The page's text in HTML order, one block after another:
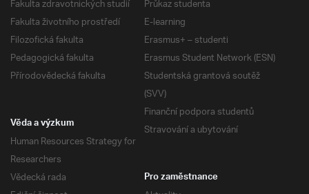
Fakulta zdravotnických studií
Fakulta životního prostředí
Filozofická fakulta
Pedagogická fakulta
Přírodovědecká fakulta
Průkaz studenta
E-learning
Erasmus+ – studenti
Erasmus Student Network (ESN)
Studentská grantová soutěž
(SVV)
Finanční podpora studentů
Stravování a ubytování
Věda a výzkum
Human Resources Strategy for
Researchers
Vědecká rada
Pro zaměstnance